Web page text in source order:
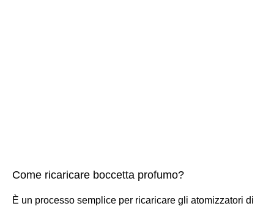
Come ricaricare boccetta profumo?
È un processo semplice per ricaricare gli atomizzatori di